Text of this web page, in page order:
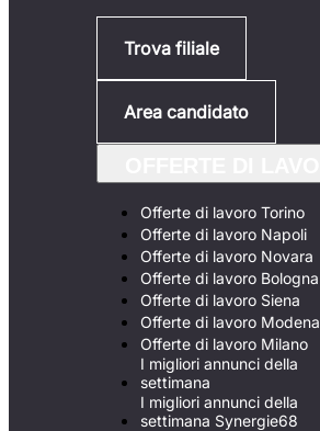
Trova filiale
Area candidato
Offerte di lavoro Torino
Offerte di lavoro Napoli
Offerte di lavoro Novara
Offerte di lavoro Bologna
Offerte di lavoro Siena
Offerte di lavoro Modena
Offerte di lavoro Milano
I migliori annunci della
settimana
I migliori annunci della
settimana Synergie68